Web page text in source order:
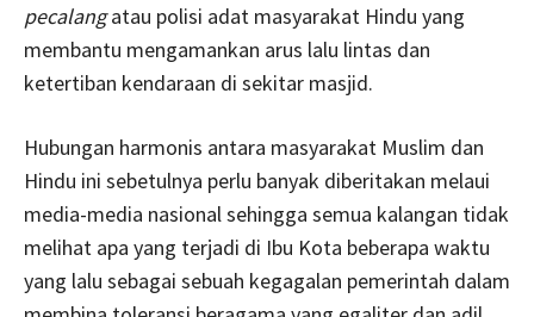
pecalangatau polisi adat masyarakat Hindu yang
membantu mengamankan arus lalu lintas dan
ketertiban kendaraan di sekitar masjid.
Hubungan harmonis antara masyarakat Muslim dan
Hindu ini sebetulnya perlu banyak diberitakan melaui
media-media nasional sehingga semua kalangan tidak
melihat apa yang terjadi di Ibu Kota beberapa waktu
yang lalu sebagai sebuah kegagalan pemerintah dalam